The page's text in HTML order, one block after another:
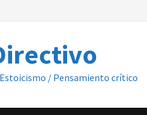
/ Pensamiento crítico